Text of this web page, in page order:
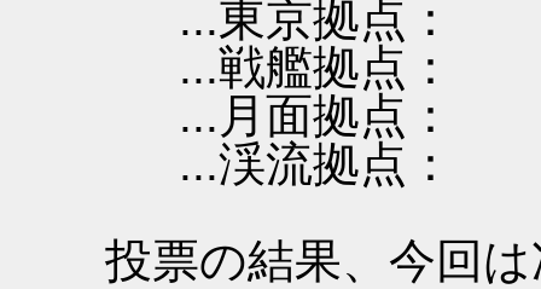
...東京拠点：
...戦艦拠点：
...月面拠点：
...渓流拠点：
投票の結果、今回